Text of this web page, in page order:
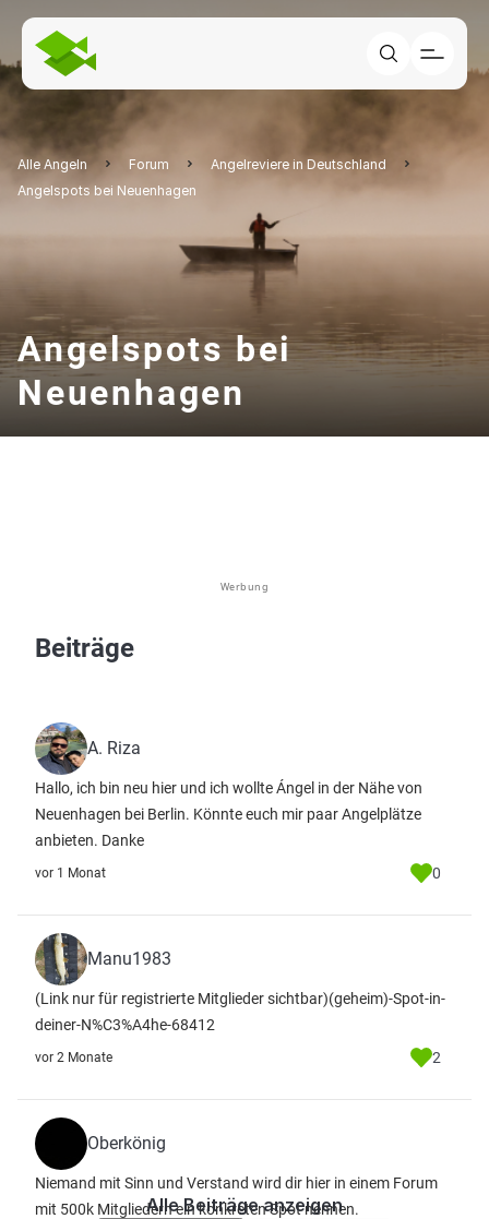
Alle Angeln Forum
Angelreviere in Deutschland
Angelspots bei Neuenhagen
Angelspots bei
Neuenhagen
Werbung
Beiträge
A. Riza
Hallo, ich bin neu hier und ich wollte Ángel in der Nähe von
Neuenhagen bei Berlin. Könnte euch mir paar Angelplätze
anbieten. Danke
vor 1 Monat 0
Manu1983
(Link nur für registrierte Mitglieder sichtbar)(geheim)-Spot-in-
deiner-N%C3%A4he-68412
vor 2 Monate 2
Oberkönig
Niemand mit Sinn und Verstand wird dir hier in einem Forum
mit 500k Mitgliedern ein konkreten Spot nennen.
Alle Beiträge anzeigen